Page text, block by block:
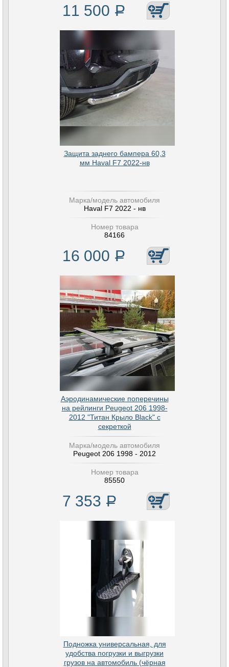
11 500 Р
Защита заднего бампера 60,3
мм Haval F7 2022-нв
Марка/модель автомобиля
Haval F7 2022 - нв
Номер товара
84166
16 000 Р
Аэродинамические поперечины
на рейлинги Peugeot 206 1998-
2012 "Титан Крыло Black" с
секреткой
Марка/модель автомобиля
Peugeot 206 1998 - 2012
Номер товара
85550
7 353 Р
Подножка универсальная, для
удобства погрузки и выгрузки
грузов на автомобиль (чёрная